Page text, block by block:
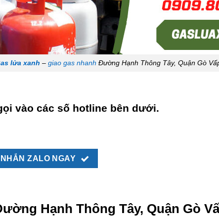
lửa xanh –giao gas nhanh Đường Hạnh Thông Tây, Quận Gò
vào các số hotline bên dưới.
NHẮN ZALO NGAY
Hạnh Thông Tây, Quận Gò